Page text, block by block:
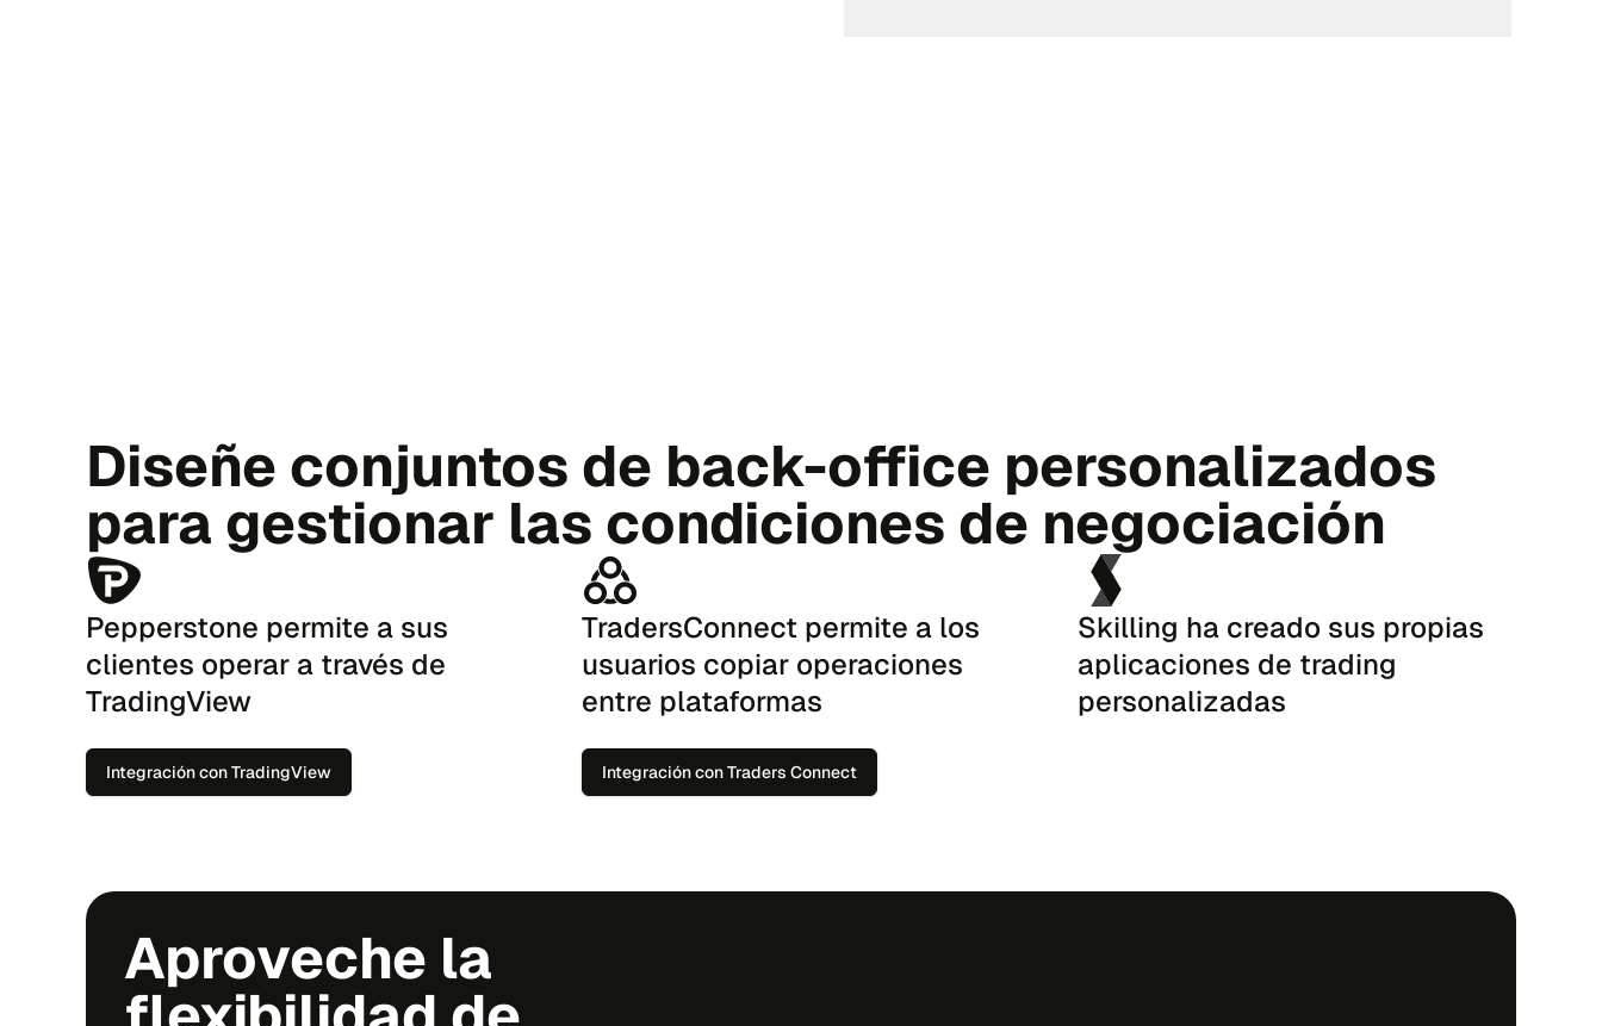
Diseñe conjuntos de back-office personalizados
para gestionar las condiciones de negociación
Pepperstone permite a sus
clientes operar a través de
TradingView
Integración con TradingView
TradersConnect permite a los
usuarios copiar operaciones
entre plataformas
Integración con Traders Connect
Skilling ha creado sus propias
aplicaciones de trading
personalizadas
Aproveche la